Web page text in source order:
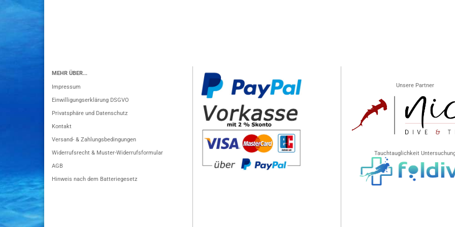
MEHR ÜBER...
Impressum
Einwilligungserklärung DSGVO
Privatsphäre und Datenschutz
Kontakt
Versand- & Zahlungsbedingungen
Widerrufsrecht & Muster-Widerrufsformular
AGB
Hinweis nach dem Batteriegesetz
Unsere Partner
Tauchtauglichkeit